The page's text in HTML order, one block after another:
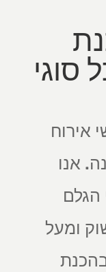
סוגי
אירוח
מעל ל-25 שנה. אנו
הגלם
ומעל